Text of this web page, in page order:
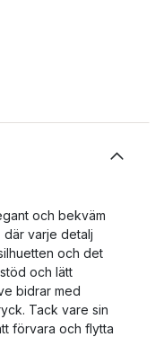
och bekväm
där varje detalj
och det
och lätt
bidrar med
Tack vare sin
förvara och flytta